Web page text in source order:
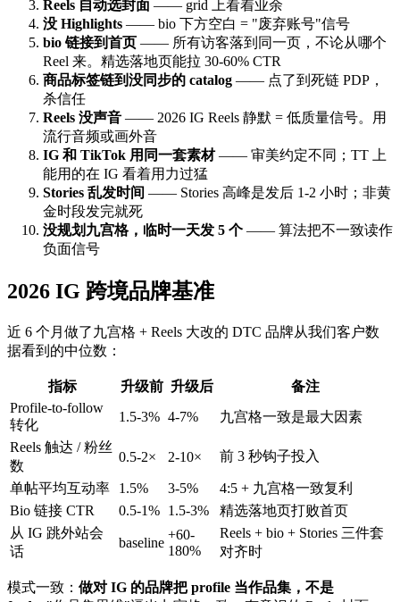
Reels 自动选封面 —— grid 上看着业余
没 Highlights —— bio 下方空白 = "废弃账号"信号
bio 链接到首页 —— 所有访客落到同一页，不论从哪个
Reel 来。精选落地页能拉 30-60% CTR
商品标签链到没同步的 catalog —— 点了到死链 PDP，
杀信任
Reels 没声音 —— 2026 IG Reels 静默 = 低质量信号。用
流行音频或画外音
IG 和 TikTok 用同一套素材—— 审美约定不同；TT 上
能用的在 IG 看着用力过猛
Stories 乱发时间 —— Stories 高峰是发后 1-2 小时；非黄
金时段发完就死
没规划九宫格，临时一天发 5 个 —— 算法把不一致读作
负面信号
2026 IG 跨境品牌基准
近 6 个月做了九宫格 + Reels 大改的 DTC 品牌从我们客户数
据看到的中位数：
指标 升级前 升级后
备注
Profile-to-follow
转化
1.5-3% 4-7%
九宫格一致是最大因素
Reels 触达 / 粉丝
数
0.5-2× 2-10× 前 3 秒钩子投入
单帖平均互动率 1.5% 3-5%
4:5 + 九宫格一致复利
Bio 链接 CTR
0.5-1% 1.5-3%
精选落地页打败首页
从 IG 跳外站会
话
baseline
+60-
180%
Reels + bio + Stories 三件套
对齐时
模式一致： 做对 IG 的品牌把 profile 当作品集，不是